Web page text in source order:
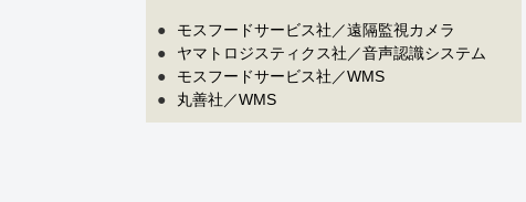
●
モスフードサービス社／遠隔監視カメラ
●
ヤマトロジスティクス社／音声認識システム
●
モスフードサービス社／WMS
●
丸善社／WMS